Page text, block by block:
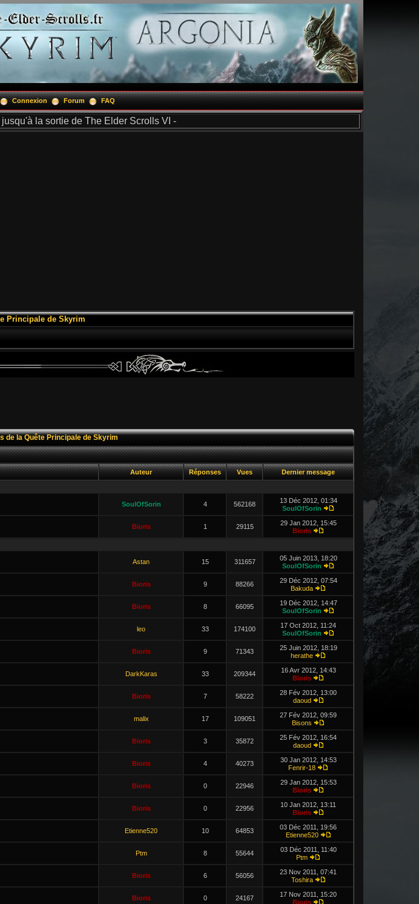
Connexion Forum FAQ
la sortie de The Elder Scrolls VI -
Principale de Skyrim
de la Quête Principale de Skyrim
Auteur Réponses Vues Dernier message
SoulOfSorin 4 562168
13 Déc 2012, 01:34
SoulOfSorin
Bioris 1 29115
29 Jan 2012, 15:45
Bioris
Astan 15 311657
05 Juin 2013, 18:20
SoulOfSorin
Bioris 9 88266
29 Déc 2012, 07:54
Bakuda
Bioris 8 66095
19 Déc 2012, 14:47
SoulOfSorin
leo 33 174100
17 Oct 2012, 11:24
SoulOfSorin
Bioris 9 71343
25 Juin 2012, 18:19
herathe
DarkKaras 33 209344
16 Avr 2012, 14:43
Bioris
Bioris 7 58222
28 Fév 2012, 13:00
daoud
malix 17 109051
27 Fév 2012, 09:59
Bisons
Bioris 3 35872
25 Fév 2012, 16:54
daoud
Bioris 4 40273
30 Jan 2012, 14:53
Fenrir-18
Bioris 0 22946
29 Jan 2012, 15:53
Bioris
Bioris 0 22956
10 Jan 2012, 13:11
Bioris
Etienne520 10 64853
03 Déc 2011, 19:56
Etienne520
Ptm 8 55644
03 Déc 2011, 11:40
Ptm
Bioris 6 56056
23 Nov 2011, 07:41
Toshira
Bioris 0 24167
17 Nov 2011, 15:20
Bioris